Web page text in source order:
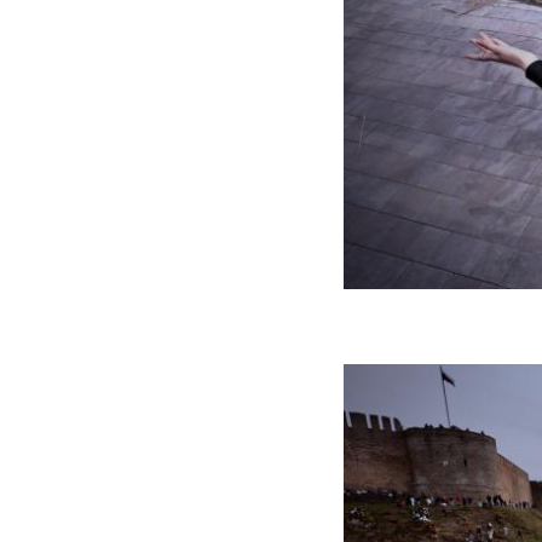
Испуганная
Для получения
Несмотря на
задержать в
дальнейшего
столкнулись с
которая забирала
Фото: https://rg.ru/
recedivistku.html